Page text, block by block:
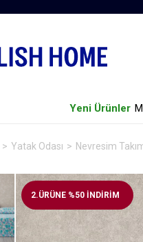
Yeni Ürünler
Yatak Odası Nevresim
2.ÜRÜNE %50 İNDİRİM